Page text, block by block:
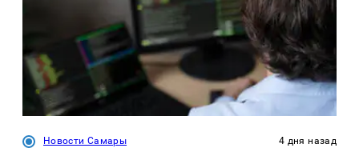
Новости Самары 4 дня назад